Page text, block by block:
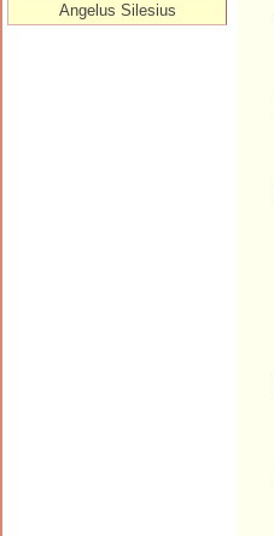
Angelus Silesius